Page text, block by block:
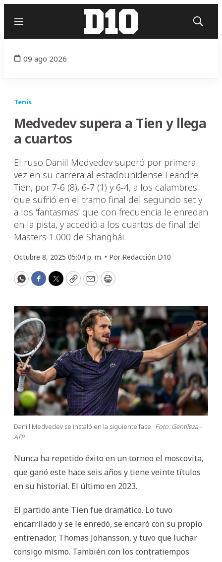
Menú
Mostrar
09 ago 2026
Tenis
Medvedev supera a Tien y llega
a cuartos
El ruso Daniil Medvedev superó por primera
vez en su carrera al estadounidense Leandre
Tien, por 7-6 (8), 6-7 (1) y 6-4, a los calambres
que sufrió en el tramo final del segundo set y
a los ‘fantasmas’ que con frecuencia le enredan
en la pista, y accedió a los cuartos de final del
Masters 1.000 de Shanghái.
Octubre 8, 2025 05:04 p. m. • Por Redacción D10
WhatsApp
Facebook
Twitter
CopyEmailPrint
Daniil Medvedev se instaló en la siguiente fase. Foto: Gentileza -
ATP
Nunca ha repetido éxito en un torneo el moscovita,
que ganó este hace seis años y tiene veinte títulos
en su historial. El último en 2023.
El partido ante Tien fue dramático. Lo tuvo
encarrilado y se le enredó, se encaró con su propio
entrenador, Thomas Johansson, y tuvo que luchar
consigo mismo. También con los contratiempos